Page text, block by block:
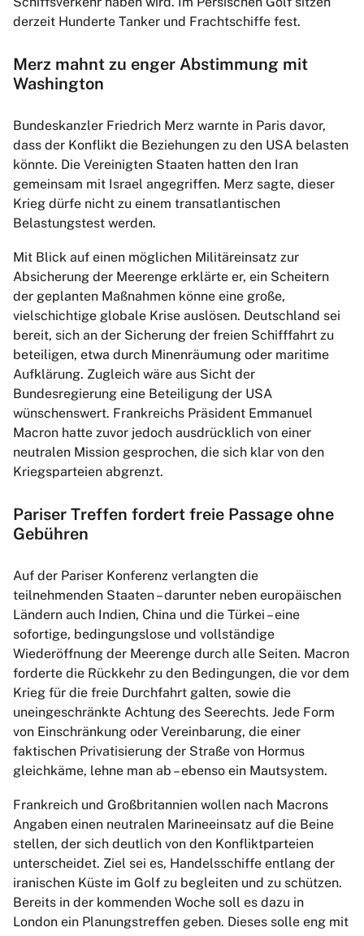
derzeit Hunderte Tanker und Frachtschiffe fest.
Merz mahnt zu enger Abstimmung mit
Washington
Bundeskanzler Friedrich Merz warnte in Paris davor,
dass der Konflikt die Beziehungen zu den USA belasten
könnte. Die Vereinigten Staaten hatten den Iran
gemeinsam mit Israel angegriffen. Merz sagte, dieser
Krieg dürfe nicht zu einem transatlantischen
Belastungstest werden.
Mit Blick auf einen möglichen Militäreinsatz zur
Absicherung der Meerenge erklärte er, ein Scheitern
der geplanten Maßnahmen könne eine große,
vielschichtige globale Krise auslösen. Deutschland sei
bereit, sich an der Sicherung der freien Schifffahrt zu
beteiligen, etwa durch Minenräumung oder maritime
Aufklärung. Zugleich wäre aus Sicht der
Bundesregierung eine Beteiligung der USA
wünschenswert. Frankreichs Präsident Emmanuel
Macron hatte zuvor jedoch ausdrücklich von einer
neutralen Mission gesprochen, die sich klar von den
Kriegsparteien abgrenzt.
Pariser Treffen fordert freie Passage ohne
Gebühren
Auf der Pariser Konferenz verlangten die
teilnehmenden Staaten – darunter neben europäischen
Ländern auch Indien, China und die Türkei – eine
sofortige, bedingungslose und vollständige
Wiederöffnung der Meerenge durch alle Seiten. Macron
forderte die Rückkehr zu den Bedingungen, die vor dem
Krieg für die freie Durchfahrt galten, sowie die
uneingeschränkte Achtung des Seerechts. Jede Form
von Einschränkung oder Vereinbarung, die einer
faktischen Privatisierung der Straße von Hormus
gleichkäme, lehne man ab – ebenso ein Mautsystem.
Frankreich und Großbritannien wollen nach Macrons
Angaben einen neutralen Marineeinsatz auf die Beine
stellen, der sich deutlich von den Konfliktparteien
unterscheidet. Ziel sei es, Handelsschiffe entlang der
iranischen Küste im Golf zu begleiten und zu schützen.
Bereits in der kommenden Woche soll es dazu in
London ein Planungstreffen geben. Dieses solle eng mit